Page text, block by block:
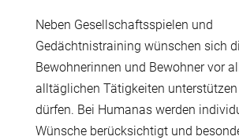
Neben Gesellschaftsspielen und
Gedächtnistraining wünschen sich
Bewohnerinnen und Bewohner vor
alltäglichen Tätigkeiten unterstü
dürfen. Bei Humanas werden
Wünsche berücksichtigt und